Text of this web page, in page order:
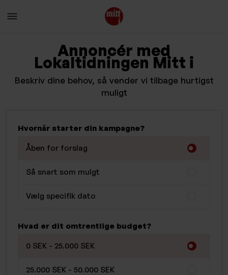
Annoncér med
Lokaltidningen Mitt i
Beskriv dine behov, så vender vi tilbage hurtigst
muligt
Hvornår starter din kampagne?
Åben for forslag
Så snart som mulgt
Vælg specifik dato
Hvad er dit omtrentlige budget?
0 SEK - 25.000 SEK
25.000 SEK - 50.000 SEK